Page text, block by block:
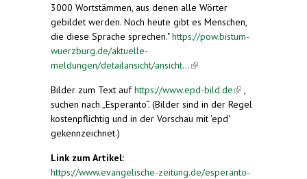
3000 Wortstämmen, aus denen alle Wörter
gebildet werden. Noch heute gibt es Menschen,
die diese Sprache sprechen."https://pow.bistum-
wuerzburg.de/aktuelle-
meldungen/detailansicht/ansicht...(link is external)
Bilder zum Text aufhttps://www.epd-bild.de(link is
external)
suchen nach „Esperanto“. (Bilder sind in der Regel
kostenpflichtig und in der Vorschau mit 'epd'
gekennzeichnet.)
Link zum Artikel:
https://www.evangelische-zeitung.de/esperanto-